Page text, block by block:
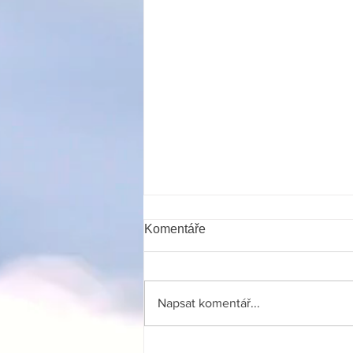
Komentáře
Napsat komentář...